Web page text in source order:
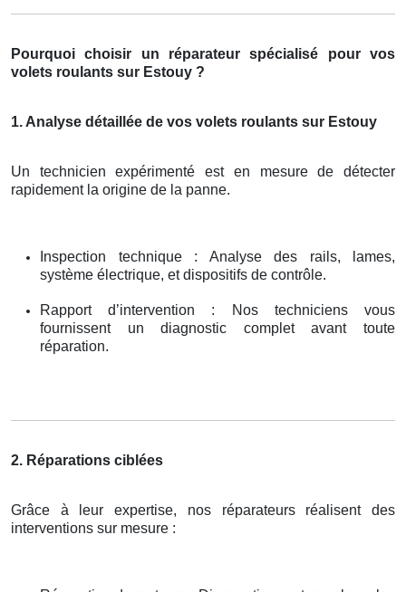
Pourquoi choisir un réparateur spécialisé pour vos
volets roulants sur Estouy ?
1. Analyse détaillée de vos volets roulants sur Estouy
Un technicien expérimenté est en mesure de détecter
rapidement la origine de la panne.
Inspection technique : Analyse des rails, lames,
système électrique, et dispositifs de contrôle.
Rapport d’intervention : Nos techniciens vous
fournissent un diagnostic complet avant toute
réparation.
2. Réparations ciblées
Grâce à leur expertise, nos réparateurs réalisent des
interventions sur mesure :